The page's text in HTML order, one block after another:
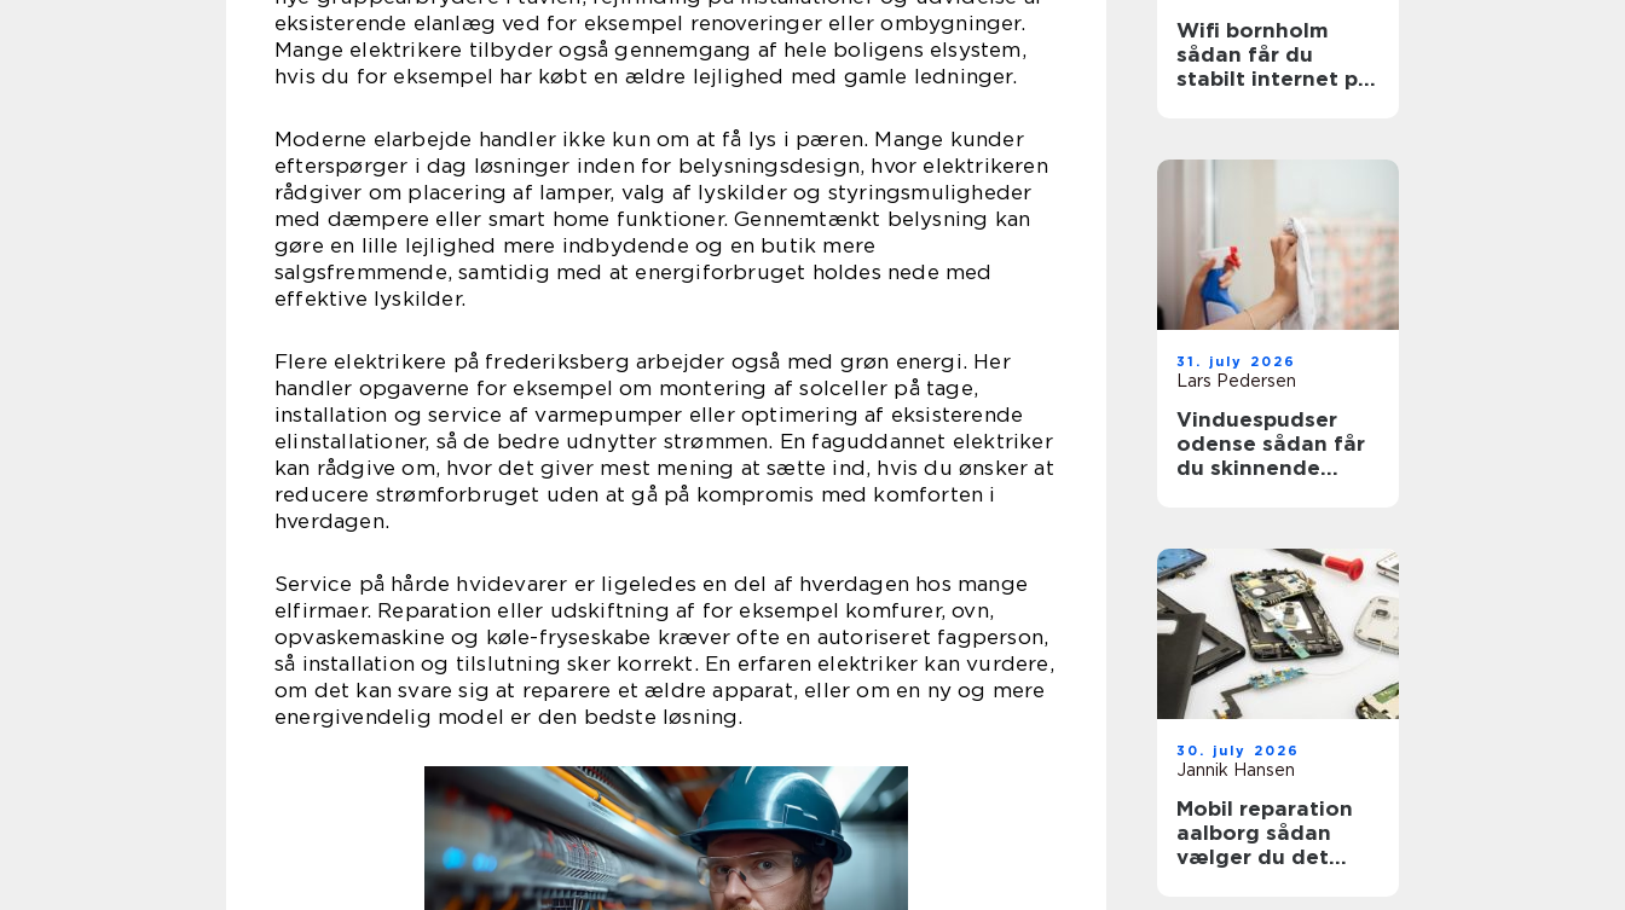
eksisterende elanlæg ved for eksempel renoveringer eller ombygninger.
Mange elektrikere tilbyder også gennemgang af hele boligens elsystem,
hvis du for eksempel har købt en ældre lejlighed med gamle ledninger.
Moderne elarbejde handler ikke kun om at få lys i pæren. Mange kunder
efterspørger i dag løsninger inden for belysningsdesign, hvor elektrikeren
rådgiver om placering af lamper, valg af lyskilder og styringsmuligheder
med dæmpere eller smart home funktioner. Gennemtænkt belysning kan
gøre en lille lejlighed mere indbydende og en butik mere
salgsfremmende, samtidig med at energiforbruget holdes nede med
effektive lyskilder.
Flere elektrikere på frederiksberg arbejder også med grøn energi. Her
handler opgaverne for eksempel om montering af solceller på tage,
installation og service af varmepumper eller optimering af eksisterende
elinstallationer, så de bedre udnytter strømmen. En faguddannet elektriker
kan rådgive om, hvor det giver mest mening at sætte ind, hvis du ønsker at
reducere strømforbruget uden at gå på kompromis med komforten i
hverdagen.
Service på hårde hvidevarer er ligeledes en del af hverdagen hos mange
elfirmaer. Reparation eller udskiftning af for eksempel komfurer, ovn,
opvaskemaskine og køle-fryseskabe kræver ofte en autoriseret fagperson,
så installation og tilslutning sker korrekt. En erfaren elektriker kan vurdere,
om det kan svare sig at reparere et ældre apparat, eller om en ny og mere
energivendelig model er den bedste løsning.
Wifi bornholm
sådan får du
stabilt internet på
31. july 2026
Lars Pedersen
Vinduespudser
odense sådan får
du skinnende
30. july 2026
Jannik Hansen
Mobil reparation
aalborg sådan
vælger du det